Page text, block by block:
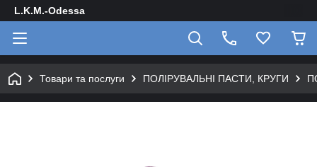
L.K.M.-Odessa
Товари та послуги ПОЛІРУВАЛЬНІ ПАСТИ, КРУГИ